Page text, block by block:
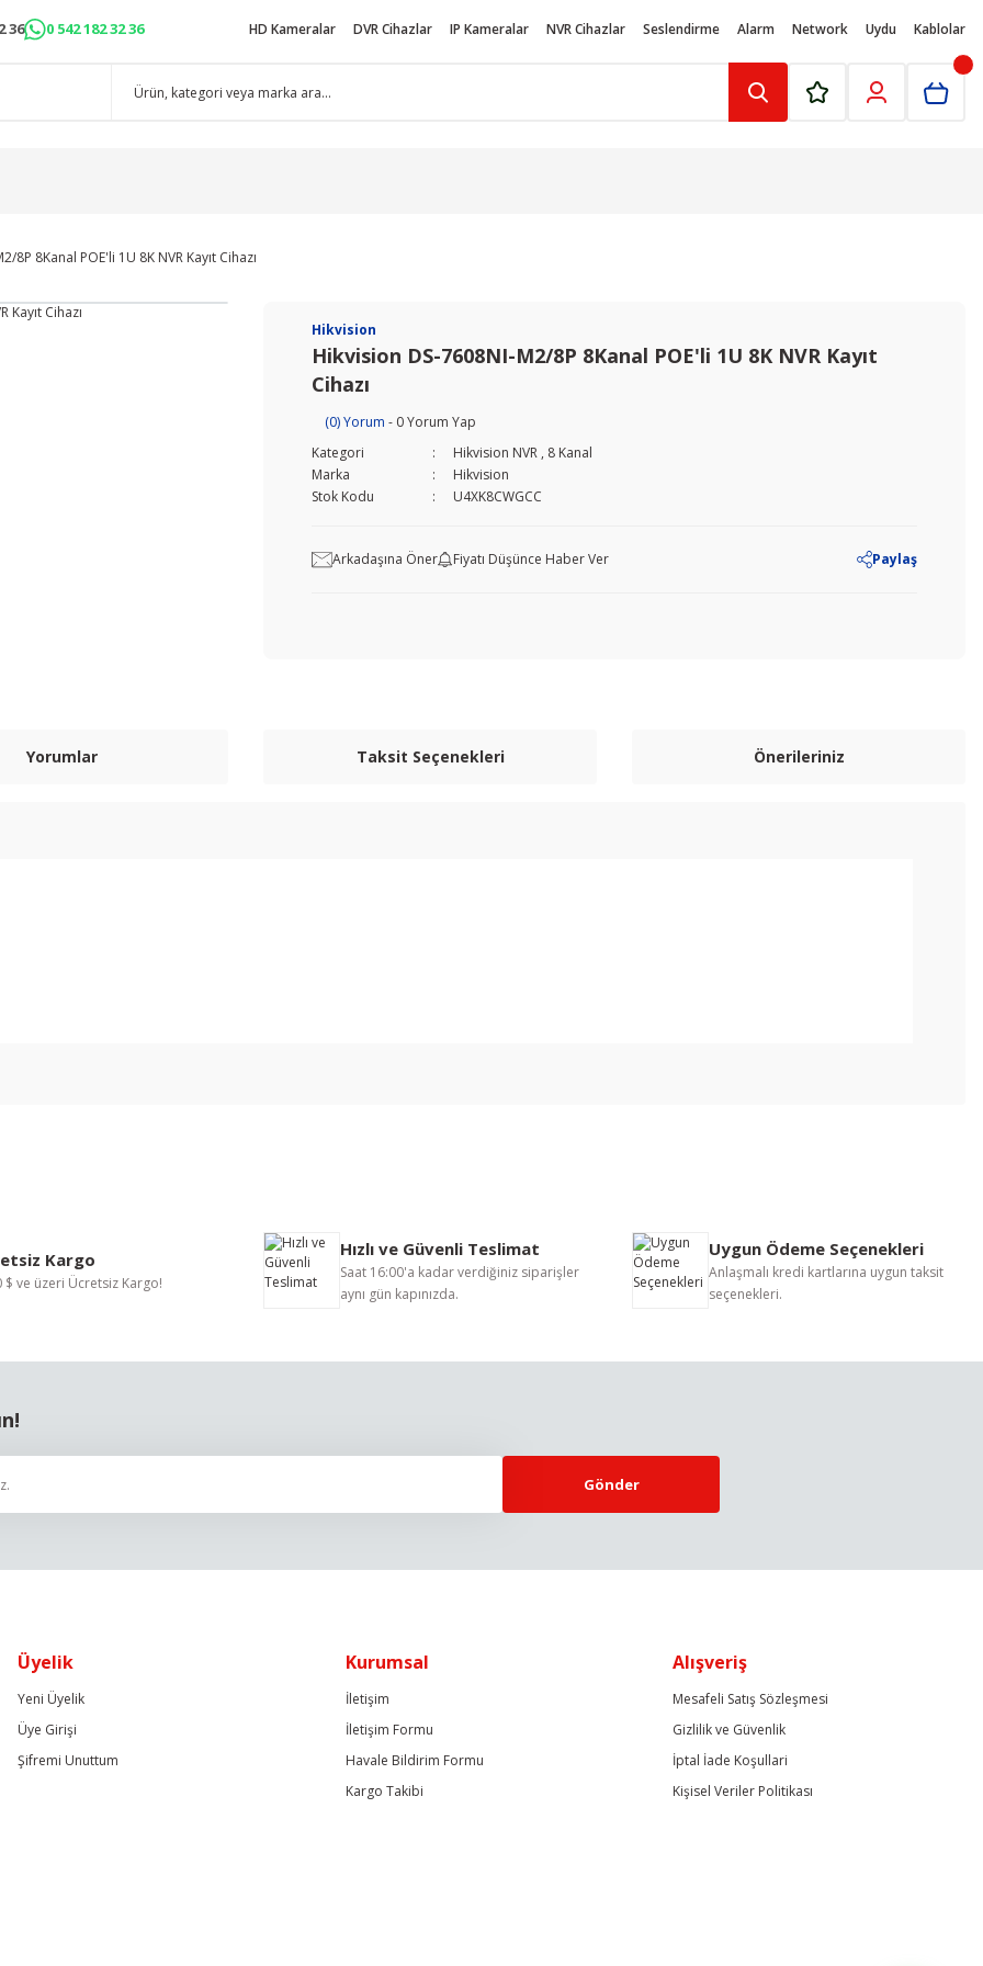
36 0 542 182 32 36 HD Kameralar DVR Cihazlar IP Kameralar NVR Cihazlar Seslendirme Alarm Network Uydu Kablolar
8P 8Kanal POE'li 1U 8K NVR Kayıt Cihazı
Hikvision
Hikvision DS-7608NI-M2/8P 8Kanal POE'li 1U 8K NVR Kayıt
Cihazı
(0) Yorum - 0 Yorum Yap
Kategori
Hikvision NVR , 8 Kanal
Marka
Hikvision
Stok Kodu
U4XK8CWGCC
Arkadaşına Öner Fiyatı Düşünce Haber Ver Paylaş
Yorumlar Taksit Seçenekleri Önerileriniz
Yorum Yaz
Kargo
$ ve üzeri Ücretsiz Kargo!
Hızlı ve Güvenli Teslimat
Saat 16:00'a kadar verdiğiniz siparişler
aynı gün kapınızda.
Uygun Ödeme Seçenekleri
Anlaşmalı kredi kartlarına uygun taksit
seçenekleri.
Gönder
Üyelik
Yeni Üyelik
Üye Girişi
Şifremi Unuttum
Kurumsal
İletişim
İletişim Formu
Havale Bildirim Formu
Kargo Takibi
Alışveriş
Mesafeli Satış Sözleşmesi
Gizlilik ve Güvenlik
İptal İade Koşullari
Kişisel Veriler Politikası